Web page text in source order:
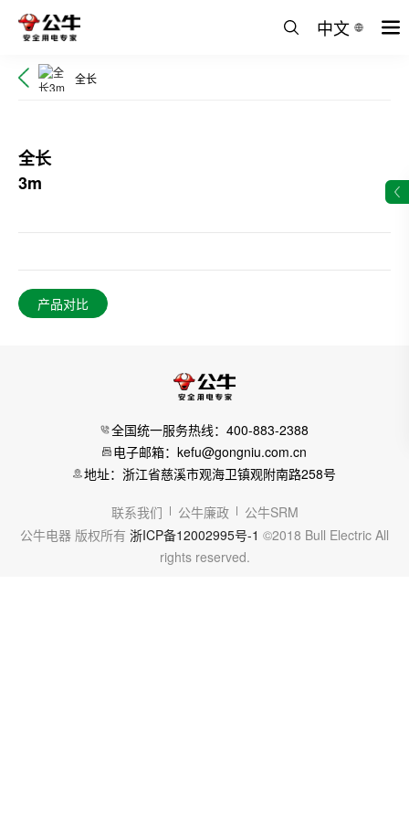
中文
全长
全长
3m
产品对比
全国统一服务热线：400-883-2388
电子邮箱：kefu@gongniu.com.cn
地址：浙江省慈溪市观海卫镇观附南路258号
联系我们 公牛廉政
公牛SRM
公牛电器 版权所有 浙ICP备12002995号-1 ©2018 Bull Electric All
rights reserved.